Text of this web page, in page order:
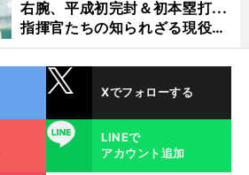
右腕、平成初完封＆初本塁打...
指揮官たちの知られざる現役時
代
Xでフォローする
LINE
LINEで
アカウント追加